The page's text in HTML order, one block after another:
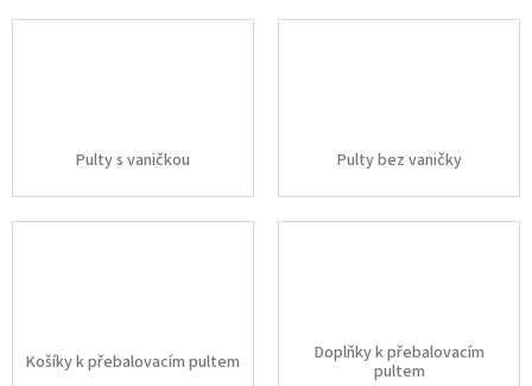
Pulty s vaničkou Pulty bez vaničky
Košíky k přebalovacím pultem
Doplňky k přebalovacím
pultem